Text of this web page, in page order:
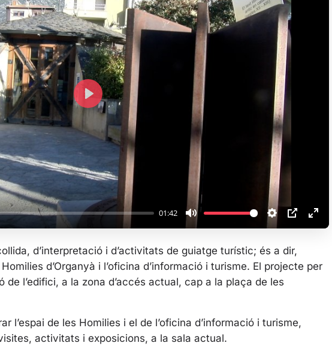
01:42
M
t
e
S
t
t
i
g
P
P
E
e
P
a
d’interpretació i d’activitats de guiatge turístic; és a dir,
d’Organyà i l’oficina d’informació i turisme. El projecte per
de l’edifici, a la zona d’accés actual, cap a la plaça de les
l’espai de les Homilies i el de l’oficina d’informació i turisme,
activitats i exposicions, a la sala actual.